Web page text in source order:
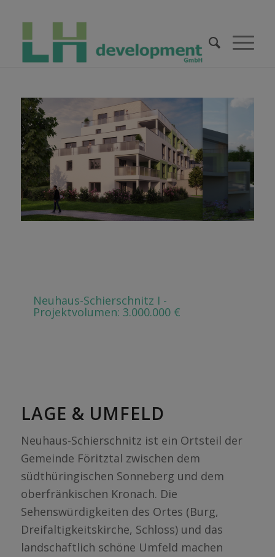
Neuhaus-Schierschnitz I -
Projektvolumen: 3.000.000 €
LAGE & UMFELD
Neuhaus-Schierschnitz ist ein Ortsteil der
Gemeinde Föritztal zwischen dem
südthüringischen Sonneberg und dem
oberfränkischen Kronach. Die
Sehenswürdigkeiten des Ortes (Burg,
Dreifaltigkeitskirche, Schloss) und das
landschaftlich schöne Umfeld machen